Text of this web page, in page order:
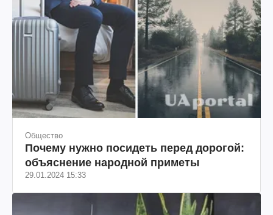
Общество
Почему нужно посидеть перед дорогой:
объяснение народной приметы
29.01.2024 15:33